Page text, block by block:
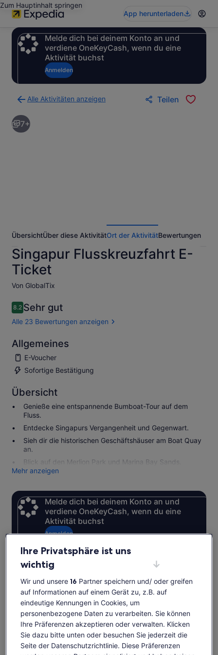
Zum Hauptinhalt springen
App herunterladen
Melde dich bei deinem Konto an und
verdiene OneKeyCash, wenn du eine
Aktivität buchst
Anmelden
Alle Aktivitäten anzeigen
zur
Ergebnisseite
für
Teilen
7+
ÜbersichtÜber diese AktivitätOrt der AktivitätBewertungen
Singapur Flusskreuzfahrt E-
Ticket
Von GlobalTix
8.28.2 von 10
Sehr gut
Alle 23 Bewertungen anzeigen
Allgemeines
E-Voucher
Sofortige Bestätigung
Übersicht
Genieße eine entspannende Bumboat-Tour auf dem
Fluss.
Entdecke Singapurs Vergangenheit und Gegenwart.
Sieh dir die historischen Geschäftshäuser am Boat Quay
an.
Blick auf den Merlion Park und Marina Bay Sands.
Mehr anzeigen
Melde dich bei deinem Konto an und
verdiene OneKeyCash, wenn du eine
Aktivität buchst
Anmelden
Verfügbarkeit prüfen
Daten
Do., 6. Aug.–Do., 20. Aug.
Do., 6. Aug. Fr., 7. Aug.
-
Sa., 8. Aug. So., 9. Aug.
Ihre Privatsphäre ist uns
wichtig
Wir und unsere 16 Partner speichern und/ oder greifen
auf Informationen auf einem Gerät zu, z.B. auf
eindeutige Kennungen in Cookies, um
personenbezogene Daten zu verarbeiten. Sie können
Ihre Präferenzen akzeptieren oder verwalten. Klicken
Sie dazu bitte unten oder besuchen Sie jederzeit die
Seite der Datenschutzrichtlinie. Diese Präferenzen